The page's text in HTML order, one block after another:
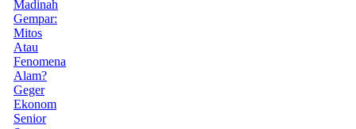
Madinah
Gempar:
Mitos
Atau
Fenomena
Alam?
Geger
Ekonom
Senior